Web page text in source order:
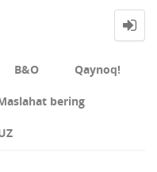
В&О Qaynoq!
bering